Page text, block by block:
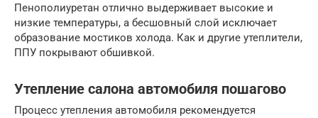
Пенополиуретан отлично выдерживает высокие и
низкие температуры, а бесшовный слой исключает
образование мостиков холода. Как и другие утеплители,
ППУ покрывают обшивкой.
Утепление салона автомобиля пошагово
Процесс утепления автомобиля рекомендуется